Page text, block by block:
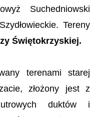
Suchedniowski
Tereny
Świętokrzyskiej.
terenami starej
złożony jest z
duktów i